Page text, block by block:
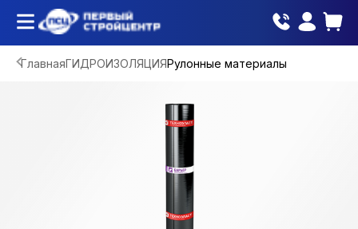
ГлавнаяГИДРОИЗОЛЯЦИЯРулонные материалы